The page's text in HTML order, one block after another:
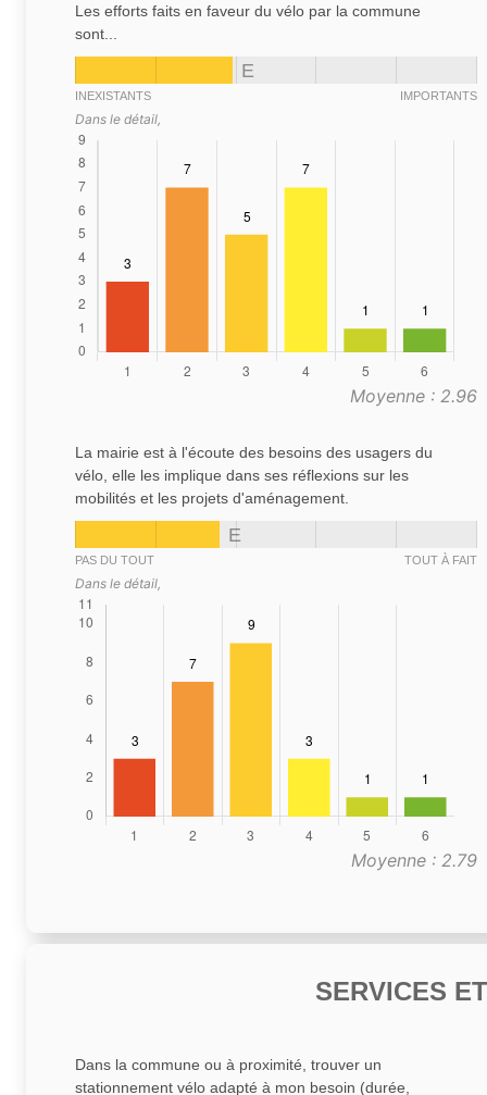
Les efforts faits en faveur du vélo par la commune
sont...
E
INEXISTANTS IMPORTANTS
Dans le détail,
Moyenne : 2.96
La mairie est à l'écoute des besoins des usagers du
vélo, elle les implique dans ses réflexions sur les
mobilités et les projets d'aménagement.
E
PAS DU TOUT TOUT À FAIT
Dans le détail,
Moyenne : 2.79
SERVICES
Dans la commune ou à proximité, trouver un
stationnement vélo adapté à mon besoin (durée,